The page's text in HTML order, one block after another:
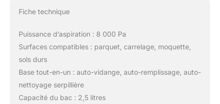
Fiche technique
Puissance d’aspiration : 8 000 Pa
Surfaces compatibles : parquet, carrelage, moquette,
sols durs
Base tout-en-un : auto-vidange, auto-remplissage, auto-
nettoyage serpillière
Capacité du bac : 2,5 litres